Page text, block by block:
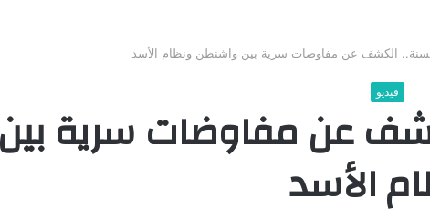
الكشف عن مفاوضات سرية بين واشنطن ونظام الأسد
فيديو
عن مفاوضات سرية
الأسد